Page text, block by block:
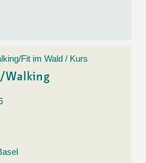
Fit im Wald / Kurs
Walking